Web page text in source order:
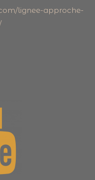
lignee-approche-